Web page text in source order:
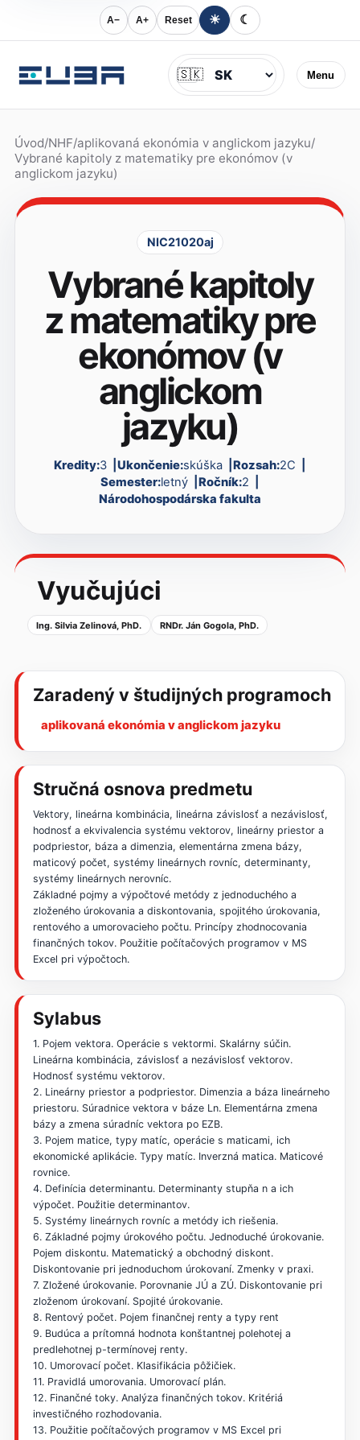
A− A+ Reset ☀ ☾
Menu
Jazyk
🇸🇰
Úvod/NHF/aplikovaná ekonómia v anglickom jazyku/
Vybrané kapitoly z matematiky pre ekonómov (v
anglickom jazyku)
NIC21020aj
Vybrané kapitoly
z matematiky pre
ekonómov (v
anglickom
jazyku)
Kredity:3 Ukončenie:skúška Rozsah:2C
Semester:letný Ročník:2
Národohospodárska fakulta
Vyučujúci
Ing. Silvia Zelinová, PhD. RNDr. Ján Gogola, PhD.
Zaradený v študijných programoch
aplikovaná ekonómia v anglickom jazyku
Stručná osnova predmetu
Vektory, lineárna kombinácia, lineárna závislosť a nezávislosť,
hodnosť a ekvivalencia systému vektorov, lineárny priestor a
podpriestor, báza a dimenzia, elementárna zmena bázy,
maticový počet, systémy lineárnych rovníc, determinanty,
systémy lineárnych nerovníc.
Základné pojmy a výpočtové metódy z jednoduchého a
zloženého úrokovania a diskontovania, spojitého úrokovania,
rentového a umorovacieho počtu. Princípy zhodnocovania
finančných tokov. Použitie počítačových programov v MS
Excel pri výpočtoch.
Sylabus
1. Pojem vektora. Operácie s vektormi. Skalárny súčin.
Lineárna kombinácia, závislosť a nezávislosť vektorov.
Hodnosť systému vektorov.
2. Lineárny priestor a podpriestor. Dimenzia a báza lineárneho
priestoru. Súradnice vektora v báze Ln. Elementárna zmena
bázy a zmena súradníc vektora po EZB.
3. Pojem matice, typy matíc, operácie s maticami, ich
ekonomické aplikácie. Typy matíc. Inverzná matica. Maticové
rovnice.
4. Definícia determinantu. Determinanty stupňa n a ich
výpočet. Použitie determinantov.
5. Systémy lineárnych rovníc a metódy ich riešenia.
6. Základné pojmy úrokového počtu. Jednoduché úrokovanie.
Pojem diskontu. Matematický a obchodný diskont.
Diskontovanie pri jednoduchom úrokovaní. Zmenky v praxi.
7. Zložené úrokovanie. Porovnanie JÚ a ZÚ. Diskontovanie pri
zloženom úrokovaní. Spojité úrokovanie.
8. Rentový počet. Pojem finančnej renty a typy rent
9. Budúca a prítomná hodnota konštantnej polehotej a
predlehotnej p-termínovej renty.
10. Umorovací počet. Klasifikácia pôžičiek.
11. Pravidlá umorovania. Umorovací plán.
12. Finančné toky. Analýza finančných tokov. Kritériá
investičného rozhodovania.
13. Použitie počítačových programov v MS Excel pri